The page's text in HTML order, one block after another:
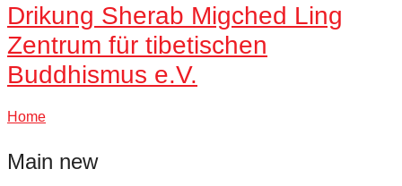
Drikung Sherab Migched Ling
Zentrum für tibetischen
Buddhismus e.V.
Home
Main new